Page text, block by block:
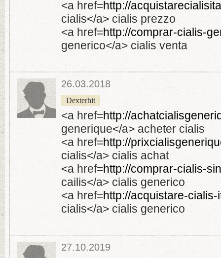
<a href=http://
cialis</a> cialis prezzo
<a href=http://comprar-cialis-
generico</a> cialis venta
26.03.2018
Dexterhit
<a href=http://
generique</a> acheter cialis
<a href=http://
cialis</a> cialis achat
<a href=http://comprar-cialis-
cailis</a> cialis generico
<a href=http://acquistare-
cialis</a> cialis generico
27.10.2019